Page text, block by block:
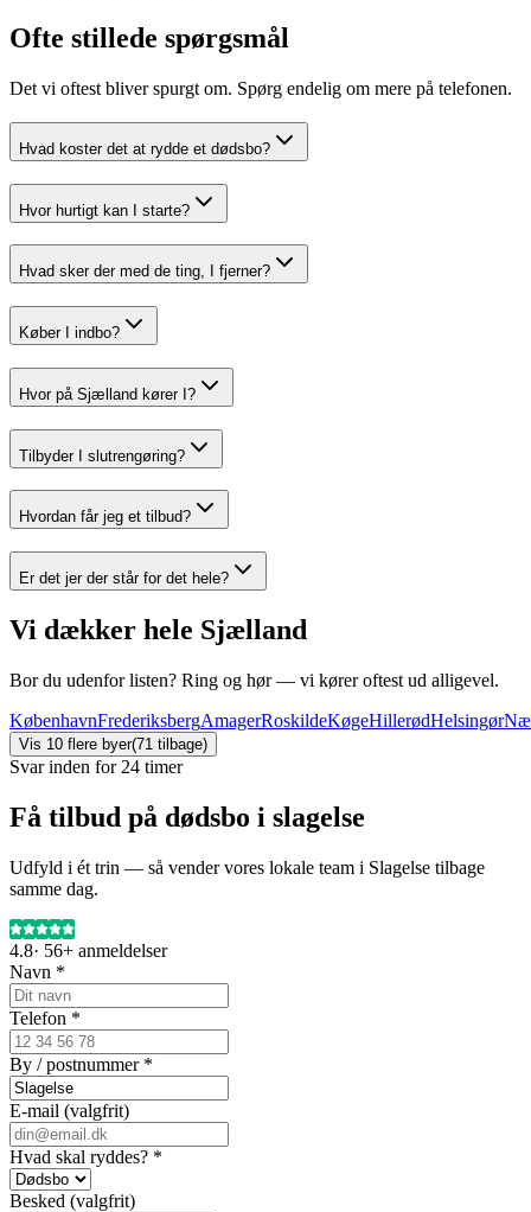
Ofte stillede spørgsmål
Det vi oftest bliver spurgt om. Spørg endelig om mere på telefonen.
Hvad koster det at rydde et dødsbo?
Hvor hurtigt kan I starte?
Hvad sker der med de ting, I fjerner?
Køber I indbo?
Hvor på Sjælland kører I?
Tilbyder I slutrengøring?
Hvordan får jeg et tilbud?
Er det jer der står for det hele?
Vi dækker hele Sjælland
Bor du udenfor listen? Ring og hør — vi kører oftest ud alligevel.
KøbenhavnFrederiksbergAmagerRoskildeKøgeHillerødHelsingør
Vis 10 flere byer(71 tilbage)
Svar inden for 24 timer
Få tilbud på dødsbo i slagelse
Udfyld i ét trin — så vender vores lokale team i Slagelse tilbage
samme dag.
4.8· 56+ anmeldelser
Navn *
Telefon *
By / postnummer *
E-mail (valgfrit)
Hvad skal ryddes? *
Besked (valgfrit)